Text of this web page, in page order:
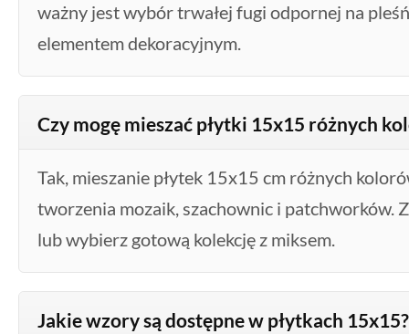
ważny jest wybór trwałej fugi odpornej na
elementem dekoracyjnym.
Czy mogę mieszać płytki 15x15 różnych
Tak, mieszanie płytek 15x15 cm różnych
tworzenia mozaik, szachownic i patchworków.
lub wybierz gotową kolekcję z miksem.
Jakie wzory są dostępne w płytkach 15x15?